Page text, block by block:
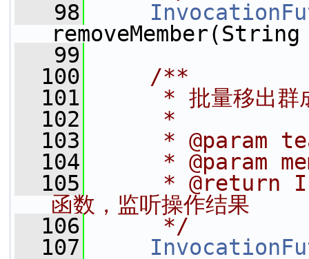
   98
   99
  100
    /**
  101
* 批量移出群
  102
     *
  103
* @param
  104
* @param
  105
* @return
函数，监听操作结果
  106
     */
  107